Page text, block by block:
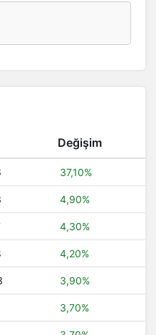
Değişim
37,10%
4,90%
4,30%
4,20%
3,90%
3,70%